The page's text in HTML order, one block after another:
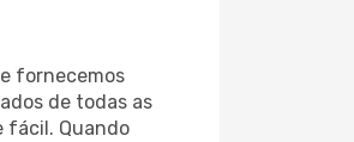
fornecemos
de todas as
fácil. Quando